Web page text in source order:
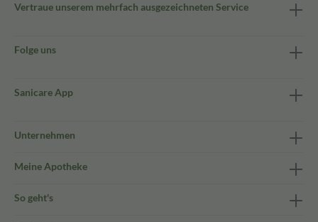
Vertraue unserem mehrfach ausgezeichneten Service
Folge uns
Sanicare App
Unternehmen
Meine Apotheke
So geht's